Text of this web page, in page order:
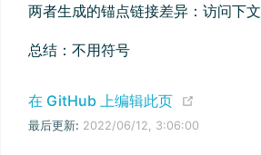
两者生成的锚点链接差异：访问下文
总结：不用符号
在 GitHub 上编辑此页
最后更新: 2022/06/12, 3:06:00